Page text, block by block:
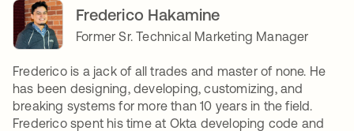
Frederico Hakamine
Former Sr. Technical Marketing Manager
Frederico is a jack of all trades and master of none. He
has been designing, developing, customizing, and
breaking systems for more than 10 years in the field.
Frederico spent his time at Okta developing code and